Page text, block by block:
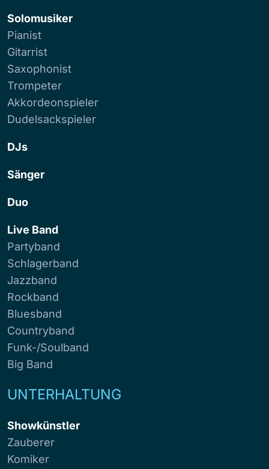
Solomusiker
Pianist
Gitarrist
Saxophonist
Trompeter
Akkordeonspieler
Dudelsackspieler
DJs
Sänger
Duo
Live Band
Partyband
Schlagerband
Jazzband
Rockband
Bluesband
Countryband
Funk-/Soulband
Big Band
UNTERHALTUNG
Showkünstler
Zauberer
Komiker